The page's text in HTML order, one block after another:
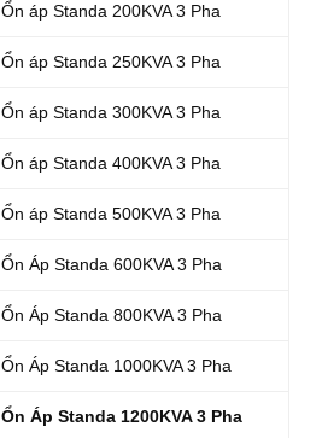
Ổn áp Standa 200KVA 3 Pha
Ổn áp Standa 250KVA 3 Pha
Ổn áp Standa 300KVA 3 Pha
Ổn áp Standa 400KVA 3 Pha
Ổn áp Standa 500KVA 3 Pha
Ổn Áp Standa 600KVA 3 Pha
Ổn Áp Standa 800KVA 3 Pha
Ổn Áp Standa 1000KVA 3 Pha
Ổn Áp Standa 1200KVA 3 Pha